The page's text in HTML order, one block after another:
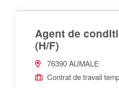
Agent de
(H/F)
76390 AUMALE
Contrat de travail